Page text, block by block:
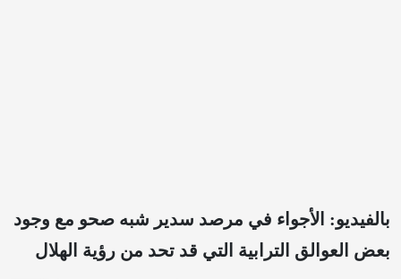
بالفيديو: الأجواء في مرصد سدير شبه صحو مع وجود
بعض العوالق الترابية التي قد تحد من رؤية الهلال